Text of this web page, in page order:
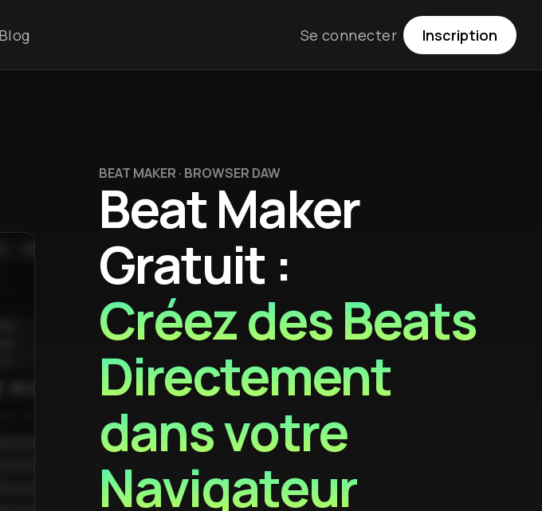
Blog Se connecter Inscription
BEAT MAKER · BROWSER DAW
Beat Maker
Gratuit :
Créez des Beats
Directement
dans votre
Navigateur